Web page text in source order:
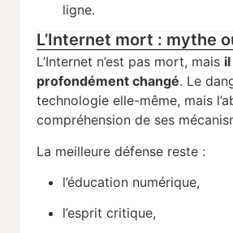
ligne.
L’Internet mort : mythe
L’Internet n’est pas mort, mais
profondément changé. Le
technologie elle-même, mais
compréhension de ses
La meilleure défense reste :
l’éducation numérique,
l’esprit critique,